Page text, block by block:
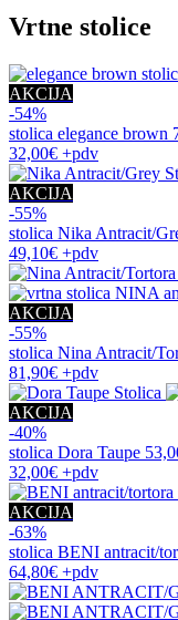
Vrtne stolice
AKCIJA
-54%
stolica elegance brown
32,00€ +pdv
AKCIJA
-55%
stolica Nika Antracit/
49,10€ +pdv
AKCIJA
-55%
stolica Nina Antracit/
81,90€ +pdv
AKCIJA
-40%
stolica Dora Taupe
32,00€ +pdv
AKCIJA
-63%
stolica BENI antracit/
64,80€ +pdv